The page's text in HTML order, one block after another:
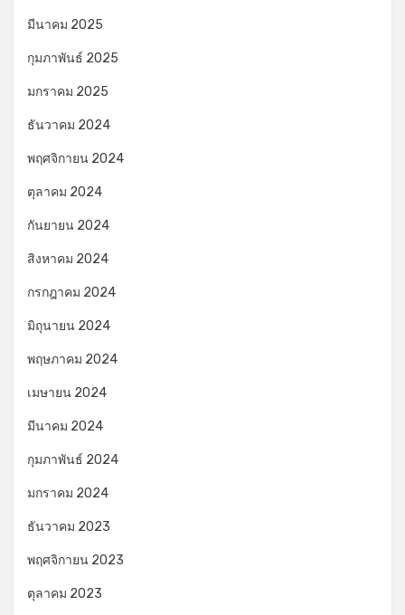
มีนาคม 2025
กุมภาพันธ์ 2025
มกราคม 2025
ธันวาคม 2024
พฤศจิกายน 2024
ตุลาคม 2024
กันยายน 2024
สิงหาคม 2024
กรกฎาคม 2024
มิถุนายน 2024
พฤษภาคม 2024
เมษายน 2024
มีนาคม 2024
กุมภาพันธ์ 2024
มกราคม 2024
ธันวาคม 2023
พฤศจิกายน 2023
ตุลาคม 2023